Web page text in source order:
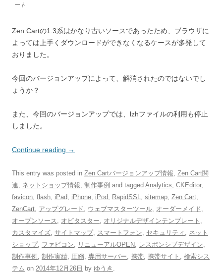
ート
Zen Cartの1.3系はかなり古いソースであったため、ブラウザに
よっては上手くダウンロードができなくなるケースが多発して
おりました。
今回のバージョンアップによって、解消されたのではないでし
ょうか？
また、今回のバージョンアップでは、lzhファイルの利用も停止
しました。
Continue reading →
This entry was posted in Zen Cartバージョンアップ情報, Zen Cart関
連, ネットショップ情報, 制作事例 and tagged Analytics, CKEditor,
favicon, flash, iPad, iPhone, iPod, RapidSSL, sitemap, Zen Cart,
ZenCart, アップグレード , ウェブマスターツール, オーダーメイド ,
オープンソース , オビタスター, オリジナルデザインテンプレート ,
カスタマイズ, サイトマップ, スマートフォン, セキュリティ , ネット
ショップ, ファビコン, リニューアルOPEN, レスポンシブデザイン,
制作事例 , 制作実績, 圧縮, 専用サーバー, 携帯, 携帯サイト , 検索シス
テム on 2014年12月26日 by ゆうき .